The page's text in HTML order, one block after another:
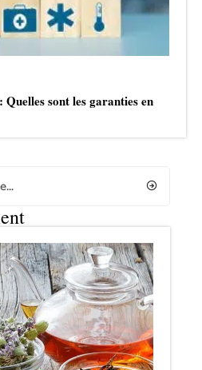
sont les garanties en